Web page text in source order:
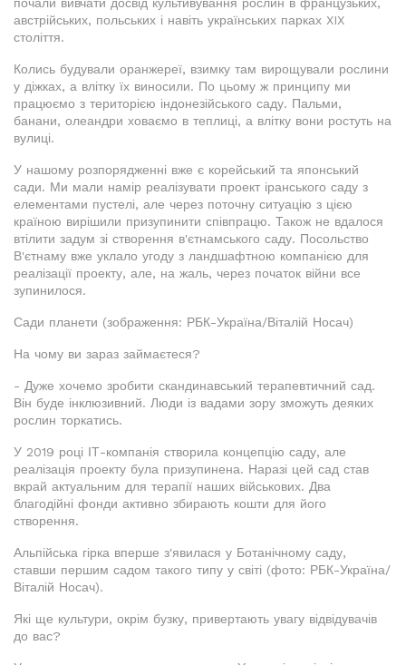
австрійських, польських і навіть українських парках XIX
століття.
Колись будували оранжереї, взимку там вирощували рослини
у діжках, а влітку їх виносили. По цьому ж принципу ми
працюємо з територією індонезійського саду. Пальми,
банани, олеандри ховаємо в теплиці, а влітку вони ростуть на
вулиці.
У нашому розпорядженні вже є корейський та японський
сади. Ми мали намір реалізувати проект іранського саду з
елементами пустелі, але через поточну ситуацію з цією
країною вирішили призупинити співпрацю. Також не вдалося
втілити задум зі створення в'єтнамського саду. Посольство
В'єтнаму вже уклало угоду з ландшафтною компанією для
реалізації проекту, але, на жаль, через початок війни все
зупинилося.
Сади планети (зображення: РБК-Україна/Віталій Носач)
На чому ви зараз займаєтеся?
- Дуже хочемо зробити скандинавський терапевтичний сад.
Він буде інклюзивний. Люди із вадами зору зможуть деяких
рослин торкатись.
У 2019 році ІТ-компанія створила концепцію саду, але
реалізація проекту була призупинена. Наразі цей сад став
вкрай актуальним для терапії наших військових. Два
благодійні фонди активно збирають кошти для його
створення.
Альпійська гірка вперше з'явилася у Ботанічному саду,
ставши першим садом такого типу у світі (фото: РБК-Україна/
Віталій Носач).
Які ще культури, окрім бузку, привертають увагу відвідувачів
до вас?